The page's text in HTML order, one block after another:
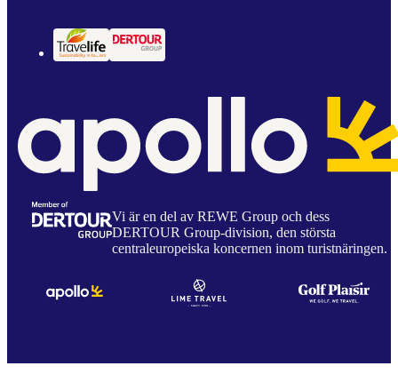
Vi är en del av REWE Group och dess
DERTOUR Group-division, den största
centraleuropeiska koncernen inom turistnäringen.